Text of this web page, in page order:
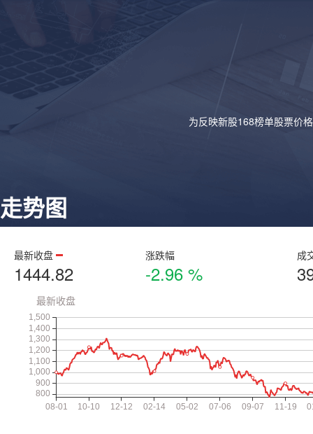
为反映新股168榜单股票价
走势图
最新收盘
1444.82
涨跌幅
-2.96 %
成